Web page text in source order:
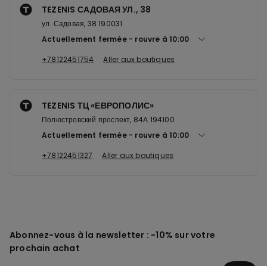
TEZENIS САДОВАЯ УЛ., 38
ул. Садовая, 38 190031
Actuellement fermée
rouvre à 10:00
+78122451754
Aller aux boutiques
TEZENIS ТЦ «ЕВРОПОЛИС»
Полюстровский проспект, 84А 194100
Actuellement fermée
rouvre à 10:00
+78122451327
Aller aux boutiques
Abonnez-vous à la newsletter : -10% sur votre
prochain achat